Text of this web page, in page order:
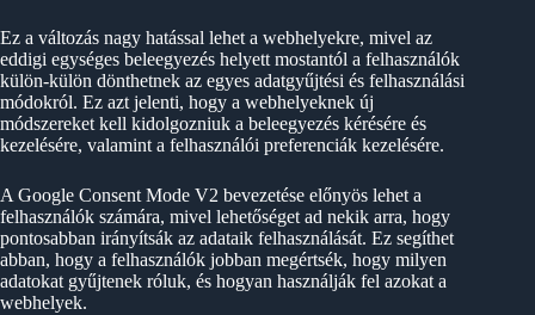
Ez a változás nagy hatással lehet a webhelyekre, mivel az
eddigi egységes beleegyezés helyett mostantól a felhasználók
külön-külön dönthetnek az egyes adatgyűjtési és felhasználási
módokról. Ez azt jelenti, hogy a webhelyeknek új
módszereket kell kidolgozniuk a beleegyezés kérésére és
kezelésére, valamint a felhasználói preferenciák kezelésére.
A Google Consent Mode V2 bevezetése előnyös lehet a
felhasználók számára, mivel lehetőséget ad nekik arra, hogy
pontosabban irányítsák az adataik felhasználását. Ez segíthet
abban, hogy a felhasználók jobban megértsék, hogy milyen
adatokat gyűjtenek róluk, és hogyan használják fel azokat a
webhelyek.